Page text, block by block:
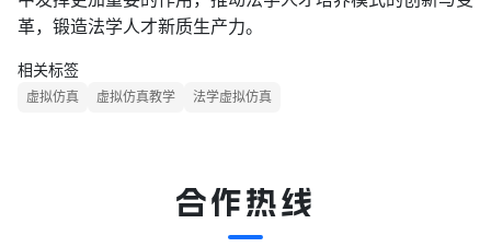
革，锻造法学人才新质生产力。
相关标签
虚拟仿真 虚拟仿真教学 法学虚拟仿真
合作热线